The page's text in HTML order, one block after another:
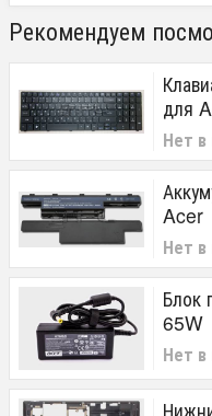
Рекомендуем
для
Нет в
Acer
Нет в
Блок
65W
Нет в